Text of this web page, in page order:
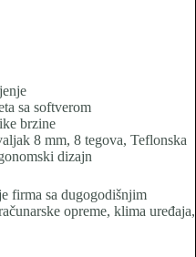
sa softverom
brzine
8 mm, 8 tegova, Teflonska
dizajn
sa dugogodišnjim
opreme, klima uređaja,